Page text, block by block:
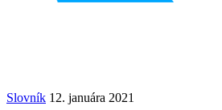
Slovník 12. januára 2021